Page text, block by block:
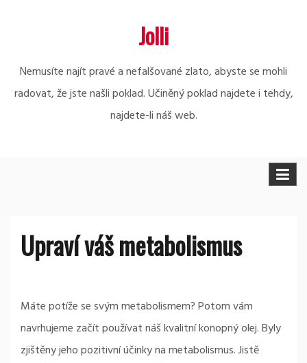
Jolli
Nemusíte najít pravé a nefalšované zlato, abyste se mohli
radovat, že jste našli poklad. Učiněný poklad najdete i tehdy,
najdete-li náš web.
Upraví váš metabolismus
Máte potíže se svým metabolismem? Potom vám
navrhujeme začít používat náš kvalitníkonopný olej. Byly
zjištěny jeho pozitivní účinky na metabolismus. Jistě